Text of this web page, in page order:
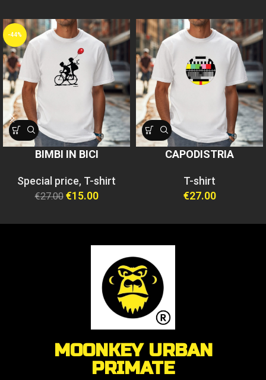
-44%
BIMBI IN BICI
Special price, T-shirt
€27.00 €15.00
CAPODISTRIA
T-shirt
€27.00
MOONKEY URBAN
PRIMATE